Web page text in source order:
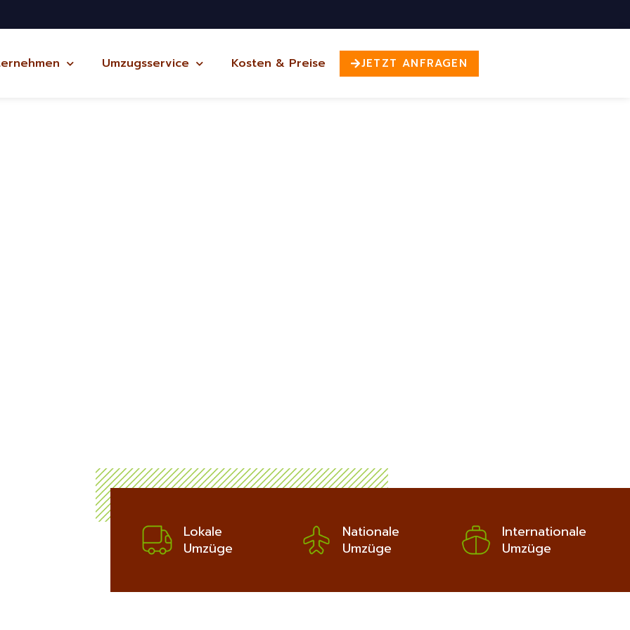
Umzugsservice Kosten & Preise JETZT ANFRAGEN
Lokale
Umzüge
Nationale
Umzüge
Internationale
Umzüge